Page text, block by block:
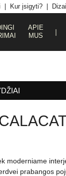
Kur įsigyti?
APIE
MUS
moderniame
prabangos